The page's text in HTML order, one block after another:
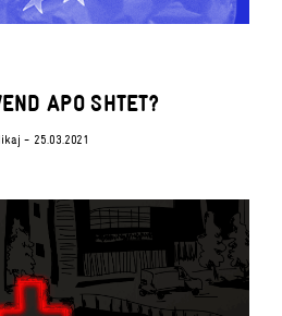
APO SHTET?
- 25.03.2021